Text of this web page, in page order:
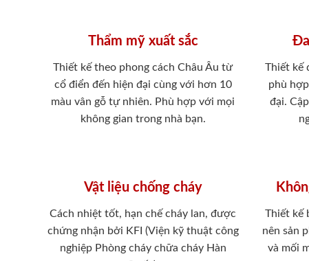
Thẩm mỹ xuất sắc
Thiết kế theo phong cách Châu Âu từ
cổ điển đến hiện đại cùng với hơn 10
màu vân gỗ tự nhiên. Phù hợp với mọi
không gian trong nhà bạn.
Thiết kế
phù
đại.
Vật liệu chống cháy
Cách nhiệt tốt, hạn chế cháy lan, được
chứng nhận bởi KFI (Viện kỹ thuật công
nghiệp Phòng cháy chữa cháy Hàn
Thiết kế
nên sản
và mối